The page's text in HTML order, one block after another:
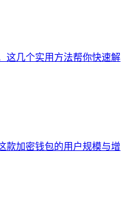
这几个实用方法帮你快速解
款加密钱包的用户规模与增